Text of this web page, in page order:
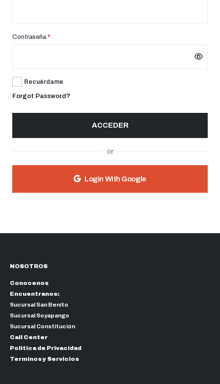
Contraseña *Obligatorio
Recuérdame
Forgot Password?
ACCEDER
or
Login With Google
NOSOTROS
Conocenos
Encuentranos:
Sucursal San Benito
Sucursal Soyapango
Sucursal Constitución
Call Center
Politica de Privacidad
Terminos y Servicios